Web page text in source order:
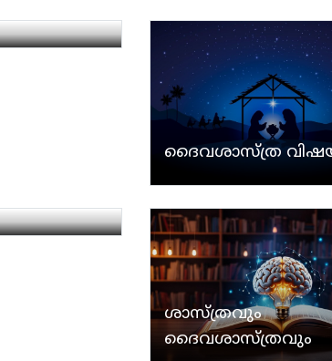
ദൈവശാസ്ത്ര
ശാസ്ത്രവും
ദൈവശാസ്ത്രവും